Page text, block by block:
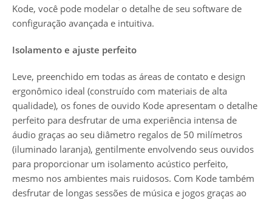
Kode, você pode modelar o detalhe de seu software de
configuração avançada e intuitiva.
Isolamento e ajuste perfeito
Leve, preenchido em todas as áreas de contato e design
ergonômico ideal (construído com materiais de alta
qualidade), os fones de ouvido Kode apresentam o detalhe
perfeito para desfrutar de uma experiência intensa de
áudio graças ao seu diâmetro regalos de 50 milímetros
(iluminado laranja), gentilmente envolvendo seus ouvidos
para proporcionar um isolamento acústico perfeito,
mesmo nos ambientes mais ruidosos. Com Kode também
desfrutar de longas sessões de música e jogos graças ao